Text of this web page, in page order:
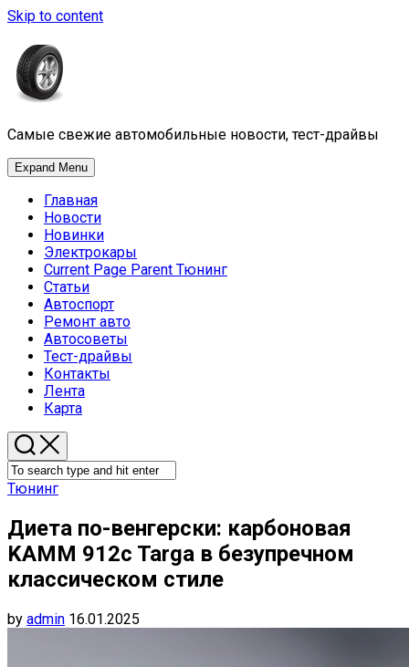
Skip to content
Самые свежие автомобильные новости, тест-драйвы
Expand Menu
Главная
Новости
Новинки
Электрокары
Current Page Parent Тюнинг
Статьи
Автоспорт
Ремонт авто
Автосоветы
Тест-драйвы
Контакты
Лента
Карта
Тюнинг
Диета по-венгерски: карбоновая
KAMM 912c Targa в безупречном
классическом стиле
by admin 16.01.2025